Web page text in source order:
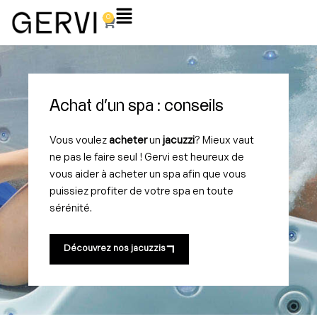
0
Panier
Flyout
Achat d'un spa : conseils
Vous voulez acheterun jacuzzi? Mieux vaut
ne pas le faire seul ! Gervi est heureux de
vous aider à acheter un spa afin que vous
puissiez profiter de votre spa en toute
sérénité.
Découvrez nos jacuzzis